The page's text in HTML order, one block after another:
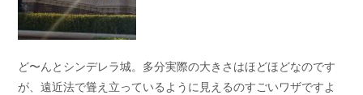
ど〜んとシンデレラ城。多分実際の大きさはほどほどなのです
が、遠近法で聳え立っているように見えるのすごいワザですよ